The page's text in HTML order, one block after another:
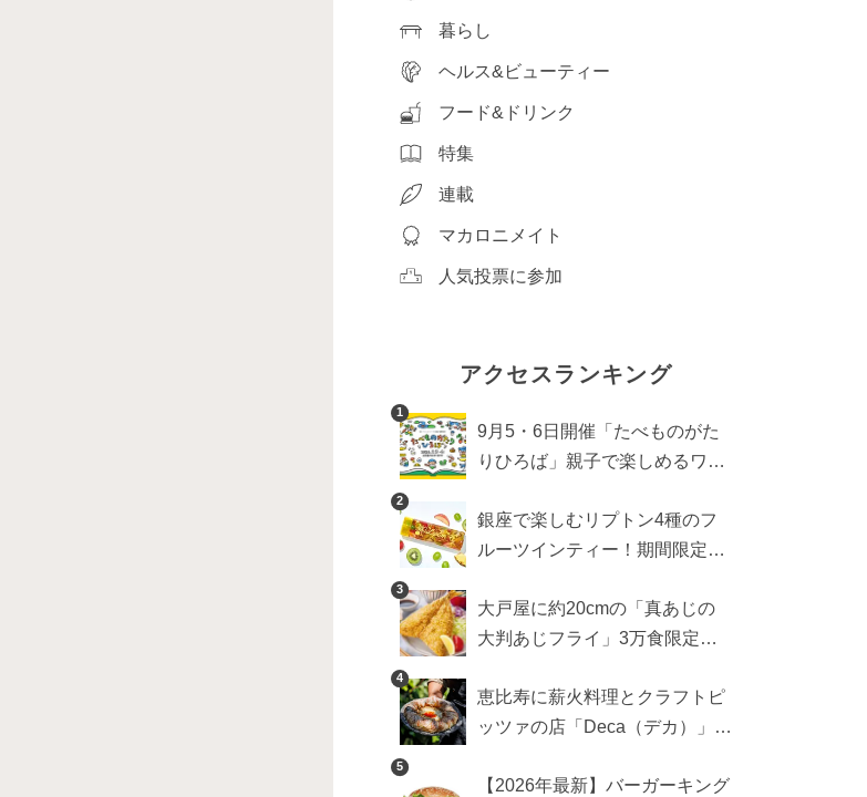
暮らし
ヘルス&ビューティー
フード&ドリンク
特集
連載
マカロニメイト
人気投票に参加
アクセスランキング
1
9月5・6日開催「たべものがた
りひろば」親子で楽しめるワー
ーなどをご紹介
2
銀座で楽しむリプトン4種のフ
ルーツインティー！期間限定キ
3
大戸屋に約20cmの「真あじの
大判あじフライ」3万食限定で
メニュー
4
恵比寿に薪火料理とクラフトピ
ッツァの店「Deca（デカ）」が
ストラン
5
【2026年最新】バーガーキング